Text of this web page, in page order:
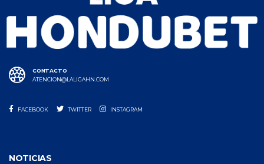
CONTACTO
ATENCION@LALIGAHN.COM
FACEBOOK TWITTER INSTAGRAM
NOTICIAS